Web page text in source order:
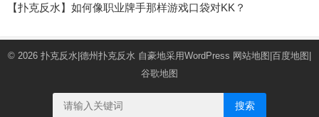
【扑克反水】如何像职业牌手那样游戏口袋对KK？
© 2026 扑克反水|德州扑克反水 自豪地采用WordPress 网站地图 百度地图
谷歌地图
搜索